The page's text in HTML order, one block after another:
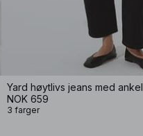
Yard høytlivs jeans med ankel
NOK 659
3 farger